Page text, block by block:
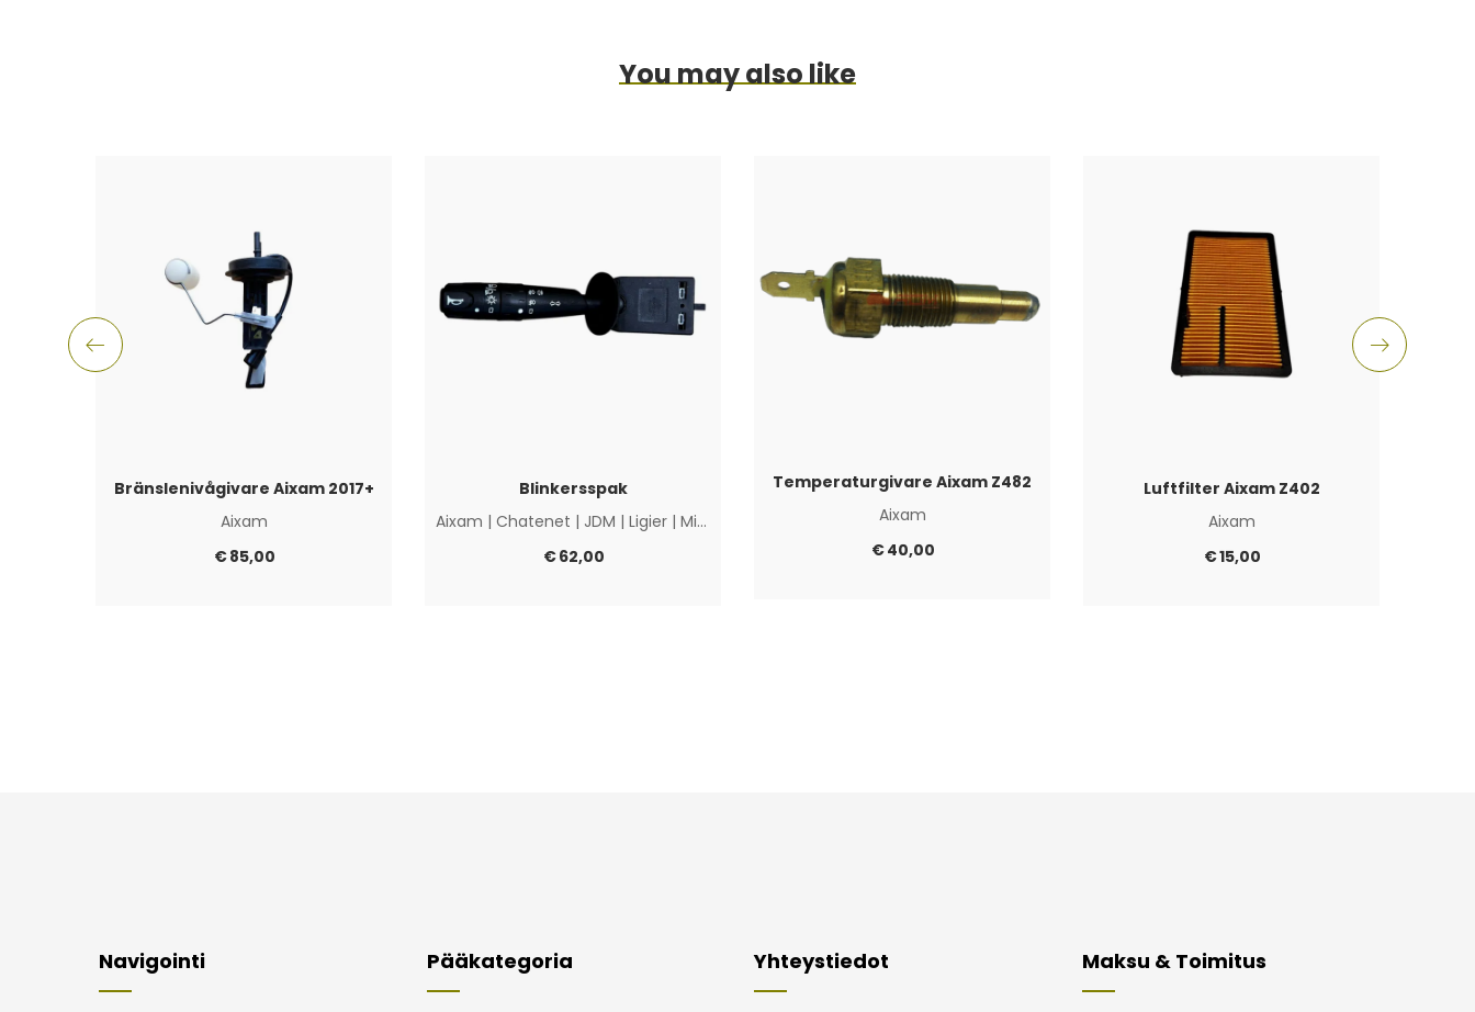
You may also like
Bränslenivågivare Aixam 2017+
Aixam
€85,00
Blinkersspak
Aixam | Chatenet | JDM | Ligier | Microcar
€62,00
Temperaturgivare Aixam Z482
Aixam
€40,00
Luftfilter Aixam Z402
Aixam
€15,00
Navigointi Pääkategoria Yhteystiedot Maksu & Toimitus